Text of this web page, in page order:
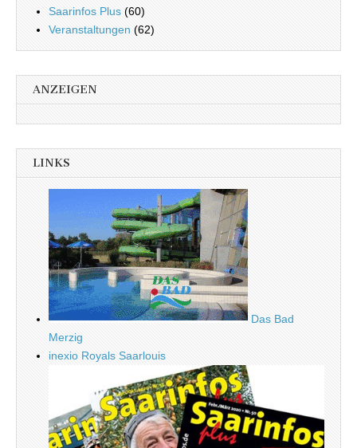
Saarinfos Plus (60)
Veranstaltungen (62)
ANZEIGEN
LINKS
Das Bad
Merzig
inexio Royals Saarlouis